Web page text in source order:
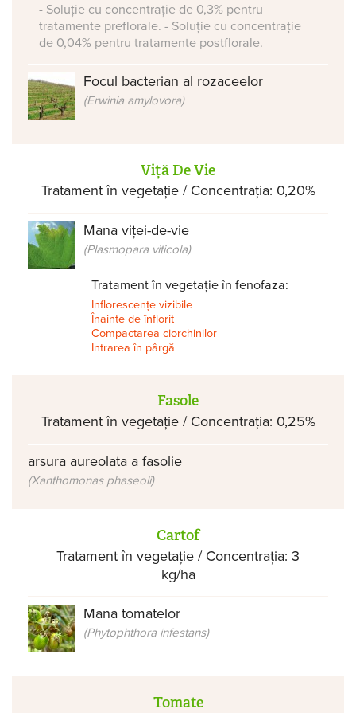
- Soluție cu concentrație de 0,3% pentru
tratamente preflorale. - Soluție cu concentrație
de 0,04% pentru tratamente postflorale.
Focul bacterian al rozaceelor
(Erwinia amylovora)
Viță De Vie
Tratament în vegetație / Concentrația: 0,20%
Mana viței-de-vie
(Plasmopara viticola)
Tratament în vegetație în fenofaza:
Inflorescențe vizibile
Înainte de înflorit
Compactarea ciorchinilor
Intrarea în pârgă
Fasole
Tratament în vegetație / Concentrația: 0,25%
arsura aureolata a fasolie
(Xanthomonas phaseoli)
Cartof
Tratament în vegetație / Concentrația: 3
kg/ha
Mana tomatelor
(Phytophthora infestans)
Tomate